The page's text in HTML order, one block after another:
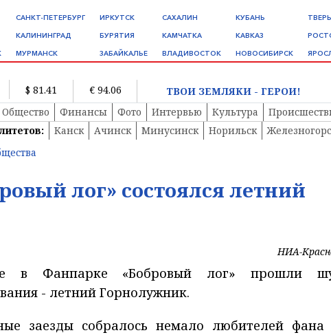
САНКТ-ПЕТЕРБУРГ
КАЛИНИНГРАД
МУРМАНСК
ИРКУТСК
БУРЯТИЯ
ЗАБАЙКАЛЬЕ
САХАЛИН
КАМЧАТКА
ВЛАДИВОСТОК
КУБАНЬ
КАВКАЗ
НОВОСИБИРСК
ТВЕРЬ
$ 81.41 € 94.06
ТВОИ ЗЕМЛЯКИ - ГЕРОИ!
Общество Финансы Фото Интервью Культура
Канск Ачинск Минусинск Норильск
лог» состоялся летний
НИА-
в Фанпарке «Бобровый лог» прошли
- летний Горнолужник.
заезды собралось немало любителей